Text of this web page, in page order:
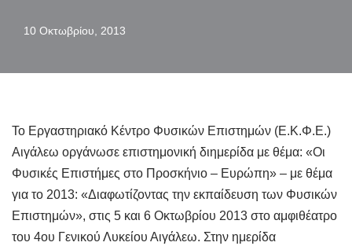
10 Οκτωβρίου, 2013
Το Εργαστηριακό Κέντρο Φυσικών Επιστημών (Ε.Κ.Φ.Ε.)
Αιγάλεω οργάνωσε επιστημονική διημερίδα με θέμα: «Οι
Φυσικές Επιστήμες στο Προσκήνιο – Ευρώπη» – με θέμα
για το 2013: «Διαφωτίζοντας την εκπαίδευση των Φυσικών
Επιστημών», στις 5 και 6 Οκτωβρίου 2013 στο αμφιθέατρο
του 4ου Γενικού Λυκείου Αιγάλεω. Στην ημερίδα